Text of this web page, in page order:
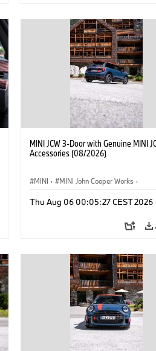
MINI JCW 3-Door with Genuine MINI
Accessories (08/2026)
MINI · MINI John Cooper Works ·
Doplňky na přání, příslušenství
Thu Aug 06 00:05:27 CEST 2026